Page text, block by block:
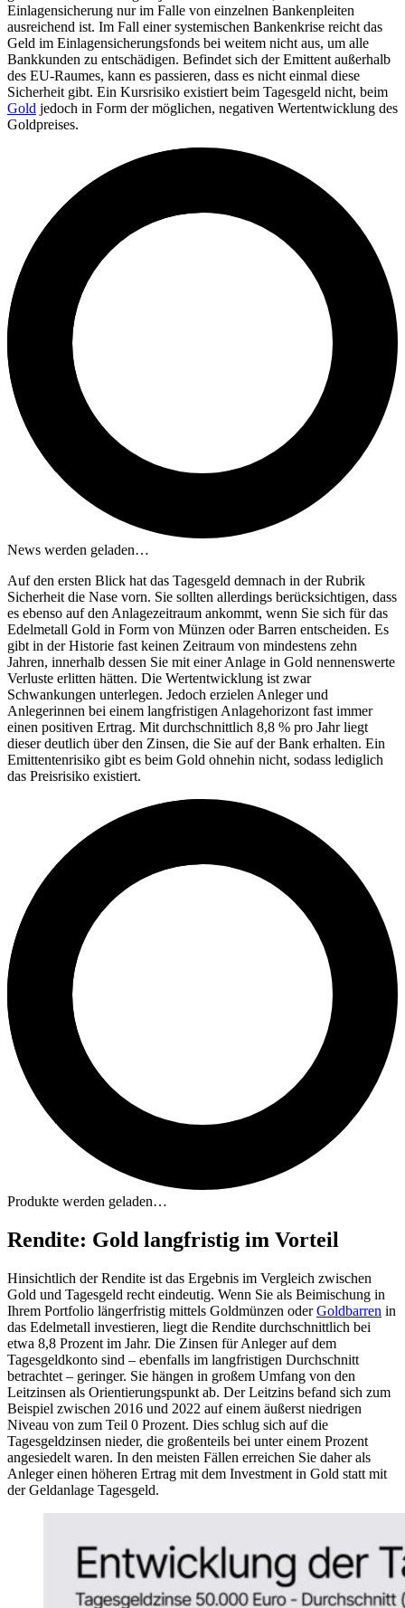
Einlagensicherung nur im Falle von einzelnen Bankenpleiten
ausreichend ist. Im Fall einer systemischen Bankenkrise reicht das
Geld im Einlagensicherungsfonds bei weitem nicht aus, um alle
Bankkunden zu entschädigen. Befindet sich der Emittent außerhalb
des EU-Raumes, kann es passieren, dass es nicht einmal diese
Sicherheit gibt. Ein Kursrisiko existiert beim Tagesgeld nicht, beim
Gold jedoch in Form der möglichen, negativen Wertentwicklung des
Goldpreises.
News werden geladen…
Auf den ersten Blick hat das Tagesgeld demnach in der Rubrik
Sicherheit die Nase vorn. Sie sollten allerdings berücksichtigen, dass
es ebenso auf den Anlagezeitraum ankommt, wenn Sie sich für das
Edelmetall Gold in Form von Münzen oder Barren entscheiden. Es
gibt in der Historie fast keinen Zeitraum von mindestens zehn
Jahren, innerhalb dessen Sie mit einer Anlage in Gold nennenswerte
Verluste erlitten hätten. Die Wertentwicklung ist zwar
Schwankungen unterlegen. Jedoch erzielen Anleger und
Anlegerinnen bei einem langfristigen Anlagehorizont fast immer
einen positiven Ertrag. Mit durchschnittlich 8,8 % pro Jahr liegt
dieser deutlich über den Zinsen, die Sie auf der Bank erhalten. Ein
Emittentenrisiko gibt es beim Gold ohnehin nicht, sodass lediglich
das Preisrisiko existiert.
Produkte werden geladen…
Rendite: Gold langfristig im Vorteil
Hinsichtlich der Rendite ist das Ergebnis im Vergleich zwischen
Gold und Tagesgeld recht eindeutig. Wenn Sie als Beimischung in
Ihrem Portfolio längerfristig mittels Goldmünzen oderGoldbarren in
das Edelmetall investieren, liegt die Rendite durchschnittlich bei
etwa 8,8 Prozent im Jahr. Die Zinsen für Anleger auf dem
Tagesgeldkonto sind – ebenfalls im langfristigen Durchschnitt
betrachtet – geringer. Sie hängen in großem Umfang von den
Leitzinsen als Orientierungspunkt ab. Der Leitzins befand sich zum
Beispiel zwischen 2016 und 2022 auf einem äußerst niedrigen
Niveau von zum Teil 0 Prozent. Dies schlug sich auf die
Tagesgeldzinsen nieder, die großenteils bei unter einem Prozent
angesiedelt waren. In den meisten Fällen erreichen Sie daher als
Anleger einen höheren Ertrag mit dem Investment in Gold statt mit
der Geldanlage Tagesgeld.